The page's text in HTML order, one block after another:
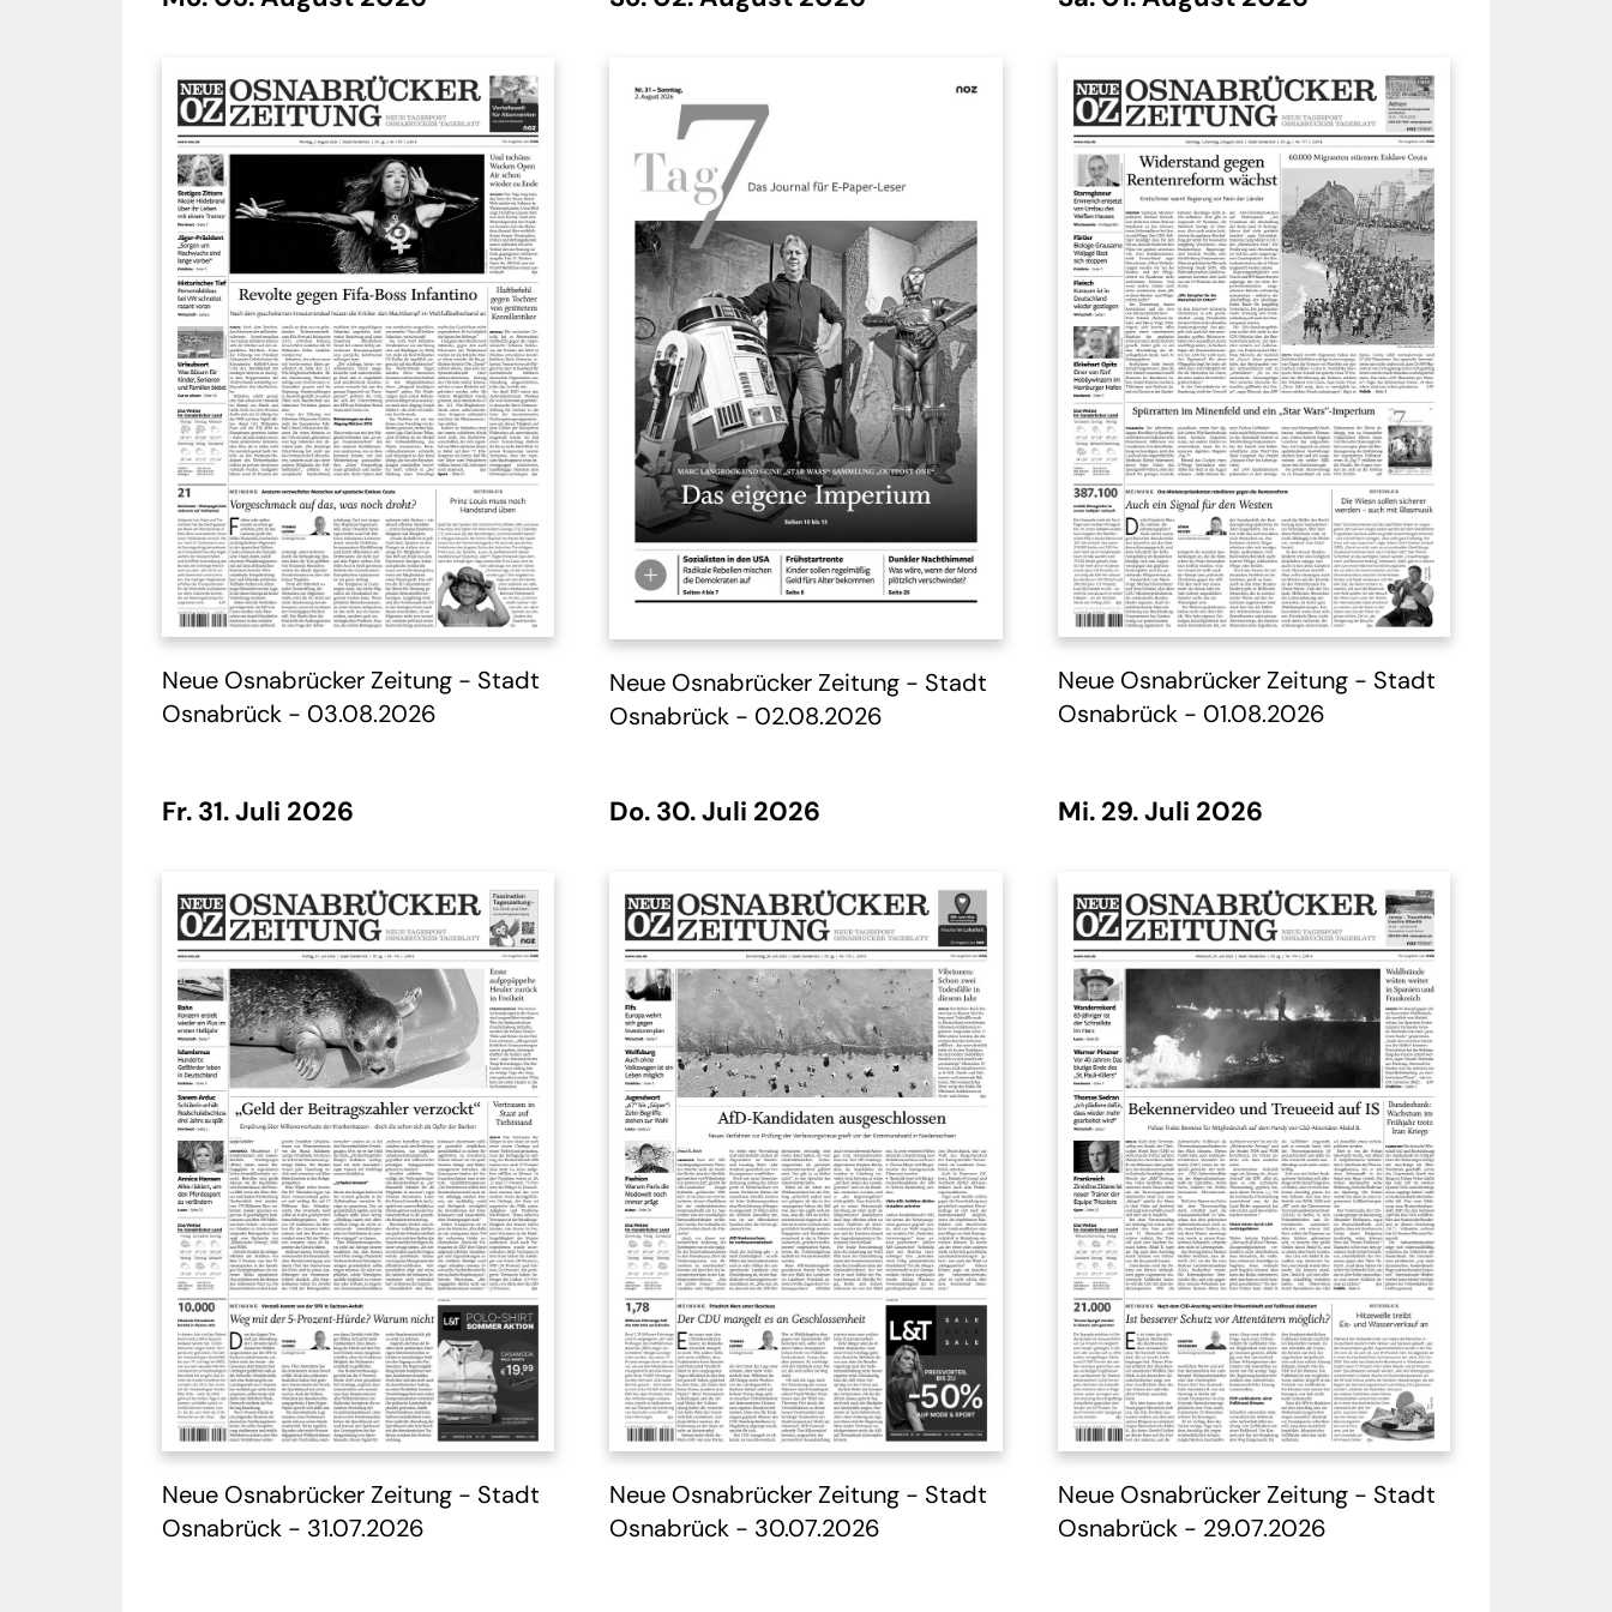
Historische Zeitung -
Fußball Triumphe
Tag 7 - 28.06.2026 Tag 7 - 21.06.2026 Tag 7 - 14.06.2026
Ausbildungsbeilage
Historische Zeitung -
Die großen Momente
der britischen
Monarchie
Tag 7 - 31.05.2026
Tag 7 - 24.05.2026 Tag 7 - 17.05.2026
Standortportrait
Gemeinde Dörpen
Tag 7 - 10.05.2026
Die Inseln 26/27 LandGang 03/26 Tag 7 - 03.05.2026
Historische Zeitung -
Terror und Sicherheit
im Wandel
Neue Osnabrücker Zeitung - Stadt
Osnabrück - 03.08.2026
Neue Osnabrücker Zeitung - Stadt
Osnabrück - 02.08.2026
Neue Osnabrücker Zeitung - Stadt
Osnabrück - 01.08.2026
Fr. 31. Juli 2026
Neue Osnabrücker Zeitung - Stadt
Osnabrück - 31.07.2026
Do. 30. Juli 2026
Neue Osnabrücker Zeitung - Stadt
Osnabrück - 30.07.2026
Mi. 29. Juli 2026
Neue Osnabrücker Zeitung - Stadt
Osnabrück - 29.07.2026